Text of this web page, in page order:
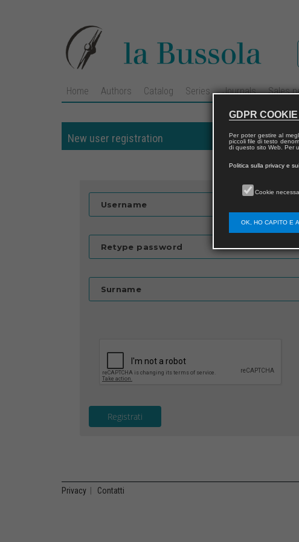
Home Authors Catalog Series Journals Sales
New user registration
Username
Retype password
Surname
Registrati
Privacy Contatti
GDPR
Per poter gestire al
piccoli file di testo
di questo sito Web. Per
Politica sulla privacy e
Cookie
OK, HO CAPITO E